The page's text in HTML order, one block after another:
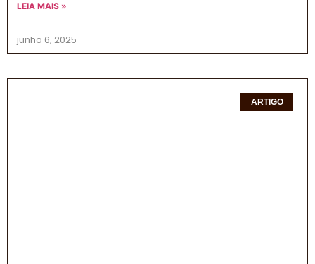
LEIA MAIS »
junho 6, 2025
ARTIGO